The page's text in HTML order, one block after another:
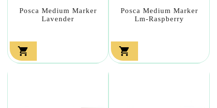
Posca Medium Marker
Lavender

Posca Medium Marker
Lm-Raspberry
